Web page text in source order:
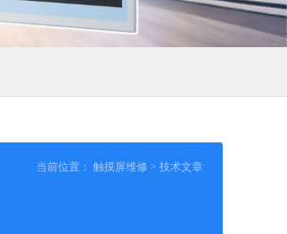
当前位置： 触摸屏维修 > 技术文章